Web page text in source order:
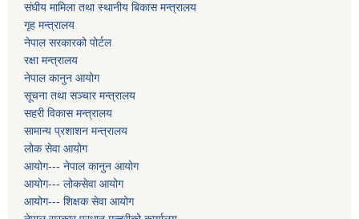
संघीय मामिला तथा स्थानीय बिकास मन्त्रालय
गृह मन्त्रालय
नेपाल सरकारको पोर्टल
रक्षा मन्त्रालय
नेपाल कानुन आयोग
सूचना तथा सञ्चार मन्त्रालय
सहरी विकास मन्त्रालय
सामान्य प्रशाशन मन्त्रालय
लोक सेवा आयोग
आयोग--- नेपाल कानुन आयोग
आयोग--- लोकसेवा आयोग
आयोग--- शिक्षक सेवा आयोग